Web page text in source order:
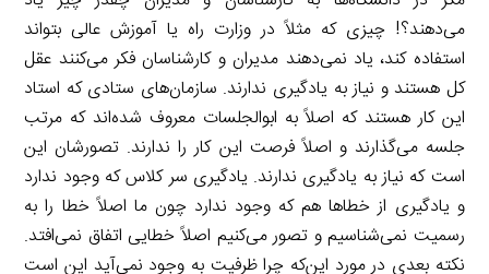
می‌دهند؟! چیزی که مثلاً در وزارت راه یا آموزش عالی بتواند
استفاده کند، یاد نمی‌دهند مدیران و کارشناسان فکر می‌کنند عقل
کل هستند و نیاز به یادگیری ندارند. سازمان‌های ستادی که استاد
این کار هستند که اصلاً به ابوالجلسات معروف شده‌اند که مرتب
جلسه می‌گذارند و اصلاً فرصت این کار را ندارند. تصورشان این
است که نیاز به یادگیری ندارند. یادگیری سر کلاس که وجود ندارد
و یادگیری از خطاها هم که وجود ندارد چون ما اصلاً خطا را به
رسمیت نمی‌شناسیم و تصور می‌کنیم اصلاً خطایی اتفاق نمی‌افتد.
نکته بعدی در مورد این‌که چرا ظرفیت به وجود نمی‌آید این است